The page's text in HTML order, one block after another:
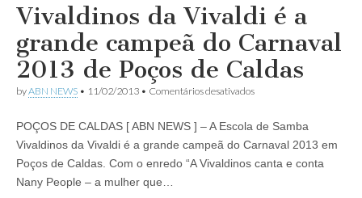
Vivaldinos da Vivaldi é a
grande campeã do Carnaval
2013 de Poços de Caldas
byABN NEWS • 11/02/2013 • Comentários desativadosem
Vivaldi
é
grande
POÇOS DE CALDAS [ ABN NEWS ] – A Escola de Samba
Vivaldinos da Vivaldi é a grande campeã do Carnaval 2013 em
Poços de Caldas. Com o enredo “A Vivaldinos canta e conta
Nany People – a mulher que…